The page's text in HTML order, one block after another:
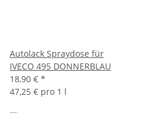
Autolack Spraydose für
IVECO 495 DONNERBLAU
18,90 € *
47,25 € pro 1 l